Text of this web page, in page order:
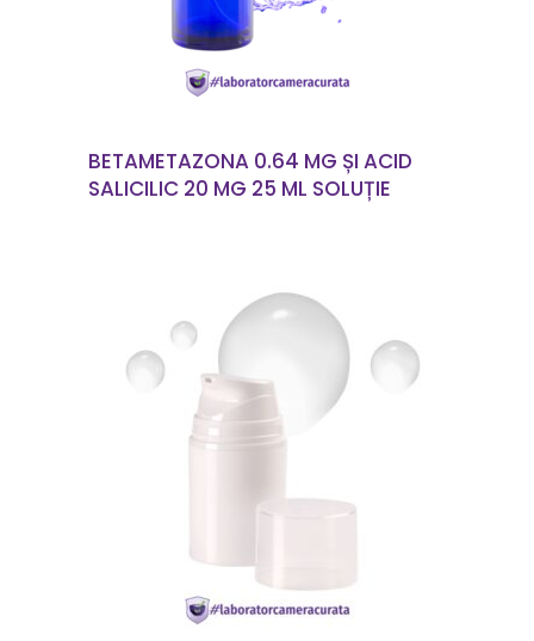
BETAMETAZONA 0.64 MG ȘI ACID
SALICILIC 20 MG 25 ML SOLUȚIE